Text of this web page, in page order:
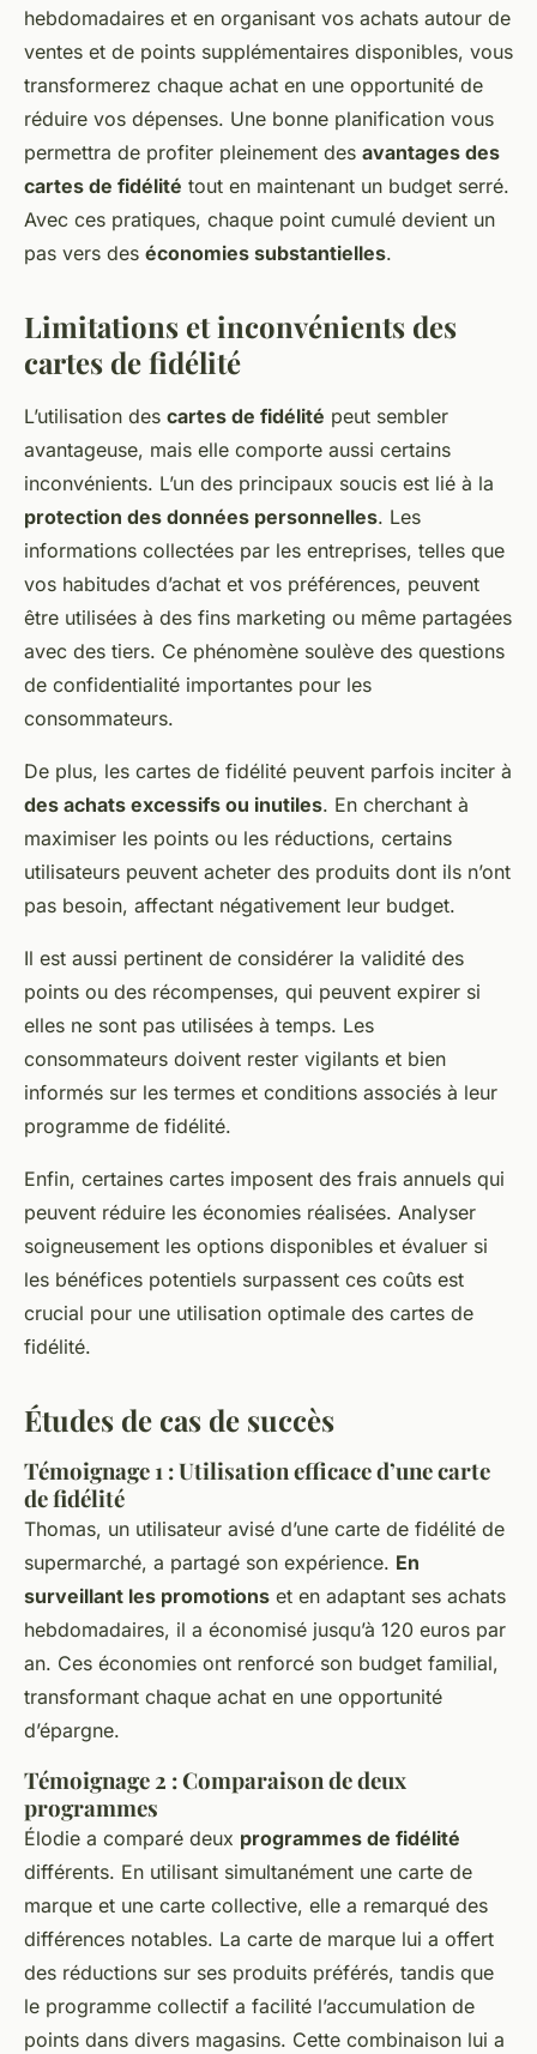
hebdomadaires et en organisant vos achats autour de
ventes et de points supplémentaires disponibles, vous
transformerez chaque achat en une opportunité de
réduire vos dépenses. Une bonne planification vous
permettra de profiter pleinement des avantages des
cartes de fidélité tout en maintenant un budget serré.
Avec ces pratiques, chaque point cumulé devient un
pas vers des économies substantielles.
Limitations et inconvénients des
cartes de fidélité
L’utilisation des cartes de fidélité peut sembler
avantageuse, mais elle comporte aussi certains
inconvénients. L’un des principaux soucis est lié à la
protection des données personnelles. Les
informations collectées par les entreprises, telles que
vos habitudes d’achat et vos préférences, peuvent
être utilisées à des fins marketing ou même partagées
avec des tiers. Ce phénomène soulève des questions
de confidentialité importantes pour les
consommateurs.
De plus, les cartes de fidélité peuvent parfois inciter à
des achats excessifs ou inutiles. En cherchant à
maximiser les points ou les réductions, certains
utilisateurs peuvent acheter des produits dont ils n’ont
pas besoin, affectant négativement leur budget.
Il est aussi pertinent de considérer la validité des
points ou des récompenses, qui peuvent expirer si
elles ne sont pas utilisées à temps. Les
consommateurs doivent rester vigilants et bien
informés sur les termes et conditions associés à leur
programme de fidélité.
Enfin, certaines cartes imposent des frais annuels qui
peuvent réduire les économies réalisées. Analyser
soigneusement les options disponibles et évaluer si
les bénéfices potentiels surpassent ces coûts est
crucial pour une utilisation optimale des cartes de
fidélité.
Études de cas de succès
Témoignage 1 : Utilisation efficace d’une carte
de fidélité
Thomas, un utilisateur avisé d’une carte de fidélité de
supermarché, a partagé son expérience. En
surveillant les promotions et en adaptant ses achats
hebdomadaires, il a économisé jusqu’à 120 euros par
an. Ces économies ont renforcé son budget familial,
transformant chaque achat en une opportunité
d’épargne.
Témoignage 2 : Comparaison de deux
programmes
Élodie a comparé deux programmes de fidélité
différents. En utilisant simultanément une carte de
marque et une carte collective, elle a remarqué des
différences notables. La carte de marque lui a offert
des réductions sur ses produits préférés, tandis que
le programme collectif a facilité l’accumulation de
points dans divers magasins. Cette combinaison lui a